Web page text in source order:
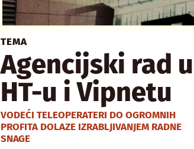
TEMA
Agencijski rad u
HT-u i Vipnetu
VODEĆI TELEOPERATERI DO OGROMNIH
PROFITA DOLAZE IZRABLJIVANJEM RADNE
SNAGE